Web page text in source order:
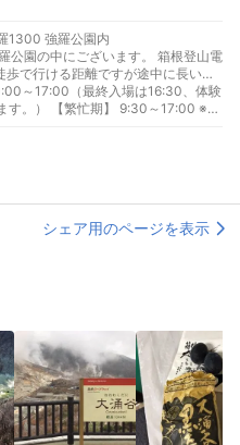
1300 強羅公園内
中にございます。 箱根登山電
で行ける距離ですが途中に長い坂
こし余裕を持って頂く事をおススメ
ビーカー・車椅子でのご移動にご不
下さい。 （安全面を考慮し、スタ
～17:00（最終入場は16:30、体験
す。） 【繁忙期】 9:30～17:00 ※繁
は、箱根クラフトハウスのHPをご確
シェア用のページを表示